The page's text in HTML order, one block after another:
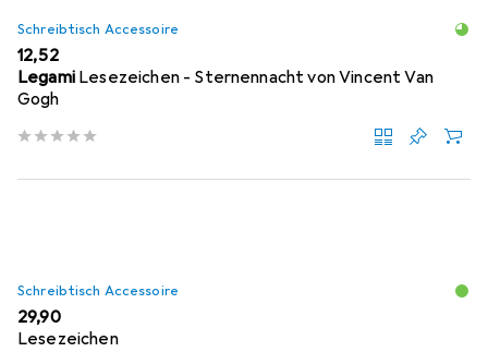
Schreibtisch Accessoire
EUR
12,52
Legami Lesezeichen - Sternennacht von Vincent Van
Gogh
Schreibtisch Accessoire
EUR
29,90
Lesezeichen